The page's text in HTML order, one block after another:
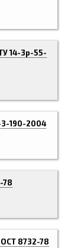
14-3р-55-
3-190-2004
78
8732-78